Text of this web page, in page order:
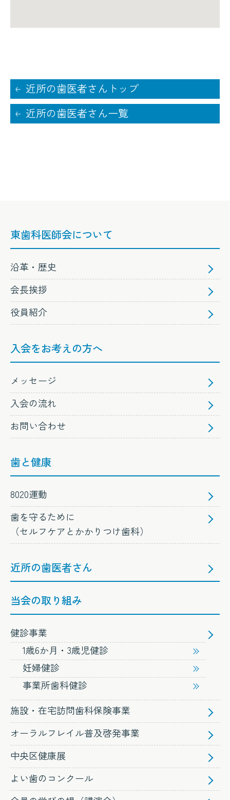
近所の歯医者さんトップ
近所の歯医者さん一覧
東歯科医師会について
沿革・歴史
会長挨拶
役員紹介
入会をお考えの方へ
メッセージ
入会の流れ
お問い合わせ
歯と健康
8020運動
歯を守るために
（セルフケアとかかりつけ歯科）
近所の歯医者さん
当会の取り組み
健診事業
1歳6か月・3歳児健診
妊婦健診
事業所歯科健診
施設・在宅訪問歯科保険事業
オーラルフレイル普及啓発事業
中央区健康展
よい歯のコンクール